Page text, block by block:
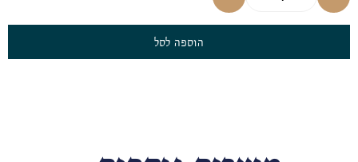
הוספה לסל